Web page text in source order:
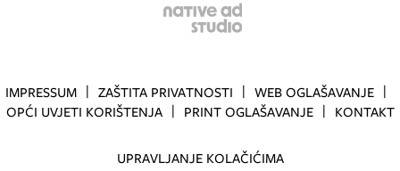
IMPRESSUM ZAŠTITA PRIVATNOSTI
WEB OGLAŠAVANJE
OPĆI UVJETI KORIŠTENJA
PRINT OGLAŠAVANJE KONTAKT
UPRAVLJANJE KOLAČIĆIMA